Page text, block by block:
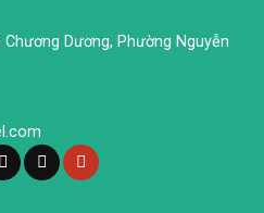
Dương, Phường Nguyễn